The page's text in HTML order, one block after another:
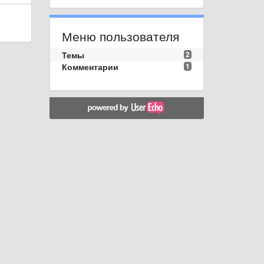
Меню пользователя
2
Темы
1
Комментарии